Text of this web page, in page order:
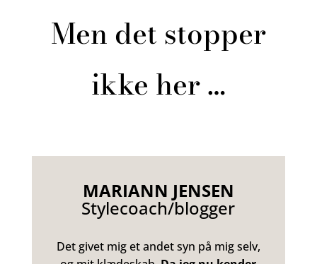
Men det stopper
ikke her …
MARIANN JENSEN
Stylecoach/blogger
Det givet mig et andet syn på mig selv,